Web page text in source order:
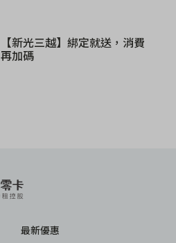
【新光三越】綁定就送，消費
再加碼
最新優惠